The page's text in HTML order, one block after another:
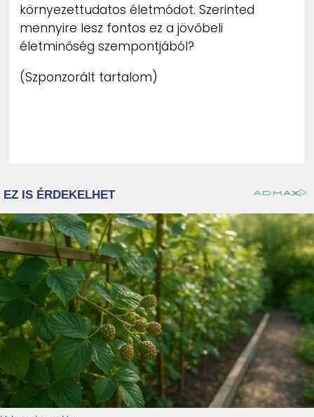
környezettudatos életmódot. Szerinted
mennyire lesz fontos ez a jövőbeli
életminőség szempontjából?
(Szponzorált tartalom)